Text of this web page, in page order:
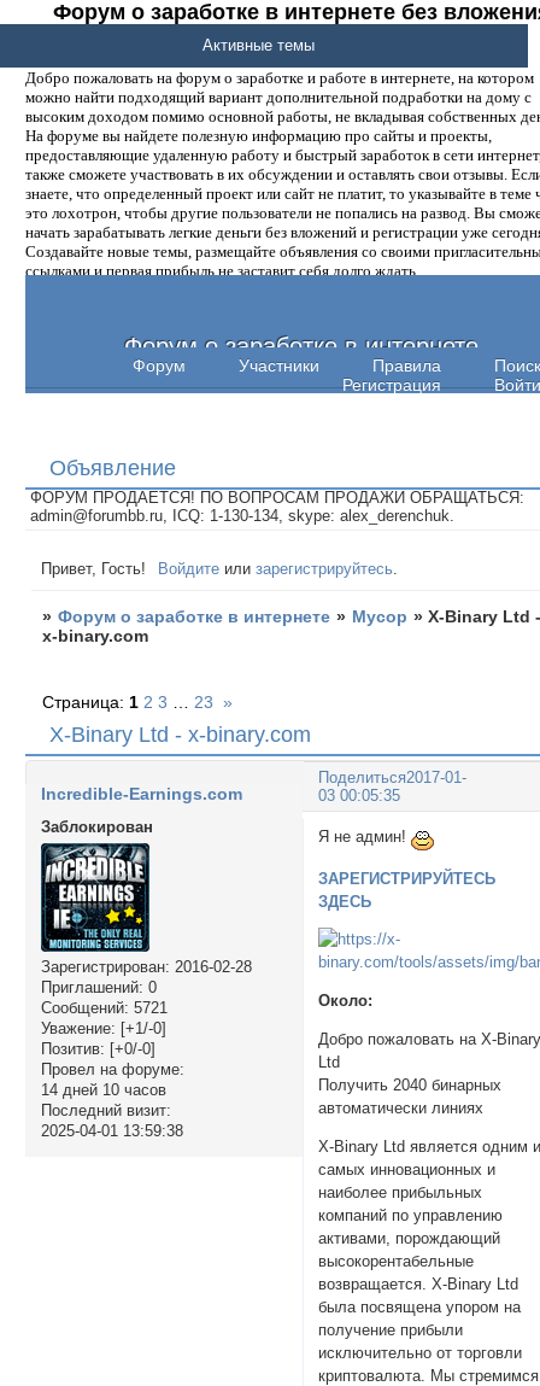
Форум о заработке в интернете без
денег.
Добро пожаловать на форум о заработке и работе в интернете, на котором
можно найти подходящий вариант дополнительной подработки на дому с
высоким доходом помимо основной работы, не вкладывая собственных
На форуме вы найдете полезную информацию про сайты и проекты,
предоставляющие удаленную работу и быстрый заработок в сети
также сможете участвовать в их обсуждении и оставлять свои отзывы.
знаете, что определенный проект или сайт не платит, то указывайте в теме
это лохотрон, чтобы другие пользователи не попались на развод. Вы
начать зарабатывать легкие деньги без вложений и регистрации уже
Создавайте новые темы, размещайте объявления со своими
ссылками и первая прибыль не заставит себя долго ждать.
Форум о заработке в интернете
Форум Участники Правила
Поиск
Регистрация
Войти
Активные темы
Объявление
ФОРУМ ПРОДАЕТСЯ! ПО ВОПРОСАМ ПРОДАЖИ ОБРАЩАТЬСЯ:
admin@forumbb.ru, ICQ: 1-130-134, skype: alex_derenchuk.
Привет, Гость! Войдите илизарегистрируйтесь
» Форум о заработке в интернете » Мусор »X-Binary Ltd
x-binary.com
X-Binary Ltd - x-binary.com
Страница: 1 2 3 23 »
Поделиться2017-01-
03 00:05:35
Incredible-Earnings.com
Заблокирован
Зарегистрирован: 2016-02-28
Приглашений: 0
Сообщений: 5721
Уважение: [+1/-0]
Позитив: [+0/-0]
Провел на форуме:
14 дней 10 часов
Последний визит:
2025-04-01 13:59:38
Я не админ!
ЗАРЕГИСТРИРУЙТЕСЬ
ЗДЕСЬ
Около:
Добро пожаловать на X-
Ltd
Получить 2040 бинарных
автоматически линиях
X-Binary Ltd является одним
самых инновационных и
наиболее прибыльных
компаний по управлению
активами, порождающий
высокорентабельные
возвращается. X-Binary Ltd
была посвящена упором на
получение прибыли
исключительно от торговли
криптовалюта. Мы стремимся